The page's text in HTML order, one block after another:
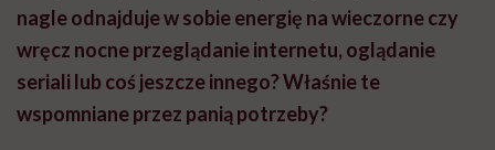
nagle odnajduje w sobie energię na wieczorne czy
wręcz nocne przeglądanie internetu, oglądanie
seriali lub coś jeszcze innego? Właśnie te
wspomniane przez panią potrzeby?